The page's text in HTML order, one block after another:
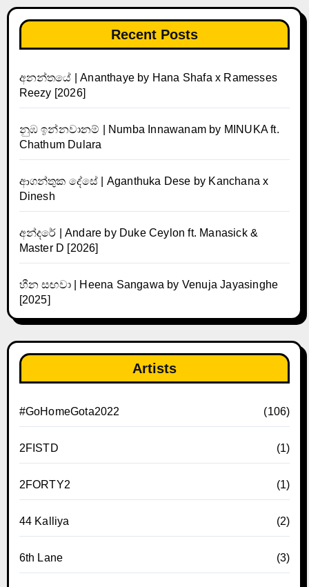
Recent Posts
අනන්තයේ | Ananthaye by Hana Shafa x Ramesses
Reezy [2026]
නුඹ ඉන්නවානම් | Numba Innawanam by MINUKA ft.
Chathum Dulara
ආගන්තුක දේසේ | Aganthuka Dese by Kanchana x
Dinesh
අන්දරේ | Andare by Duke Ceylon ft. Manasick &
Master D [2026]
හීන සඟවා | Heena Sangawa by Venuja Jayasinghe
[2025]
Artists
#GoHomeGota2022 (106)
2FISTD (1)
2FORTY2 (1)
44 Kalliya (2)
6th Lane (3)